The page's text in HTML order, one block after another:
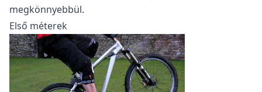
megkönnyebbül.
Első méterek